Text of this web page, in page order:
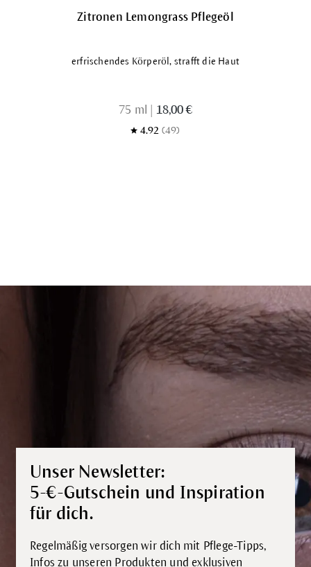
Zitronen Lemongrass Pflegeöl
erfrischendes Körperöl, strafft die Haut
75 ml 18,00 €
4.92 (49)
Unser Newsletter:
5-€-Gutschein und Inspiration
für dich.
Regelmäßig versorgen wir dich mit Pflege-Tipps,
Infos zu unseren Produkten und exklusiven